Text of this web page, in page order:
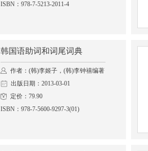
ISBN：978-7-5213-2011-4
韩国语助词和词尾词典
作者：(韩)李姬子，(韩)李钟禧编著
出版日期：2013-03-01
定价：79.90
ISBN：978-7-5600-9297-3(01)